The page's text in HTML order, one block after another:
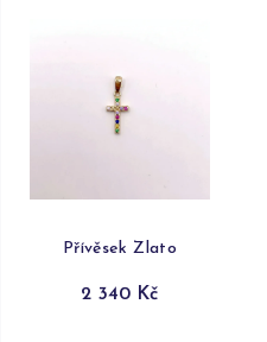
Přívěsek Zlato
2 340 Kč